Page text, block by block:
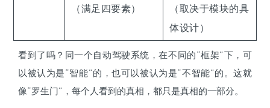
（满足四要素）
（取决于模块的具
体设计）
看到了吗？同一个自动驾驶系统，在不同的“框架”下，可
以被认为是“智能”的，也可以被认为是“不智能”的。这就
像“罗生门”，每个人看到的真相，都只是真相的一部分。